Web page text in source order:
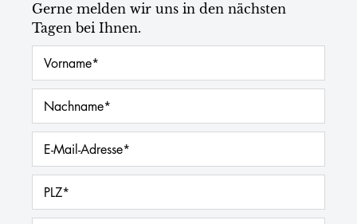
Gerne melden wir uns in den nächsten
Tagen bei Ihnen.